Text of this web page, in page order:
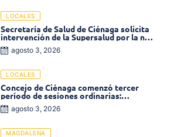
LOCALES
Secretaría de Salud de Ciénaga solicita
intervención de la Supersalud por la no
entrega de medicamentos en las EPS
agosto 3, 2026
LOCALES
Concejo de Ciénaga comenzó tercer
período de sesiones ordinarias:
Operadores de la Sierra tema central de
la plenaria
agosto 3, 2026
MAGDALENA